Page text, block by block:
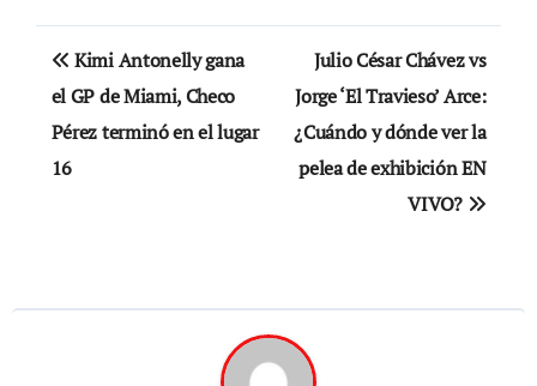
Navegación
de
entradas
Kimi Antonelly gana
el GP de Miami, Checo
Pérez terminó en el lugar
16
Julio César Chávez vs
Jorge ‘El Travieso’ Arce:
¿Cuándo y dónde ver la
pelea de exhibición EN
VIVO?